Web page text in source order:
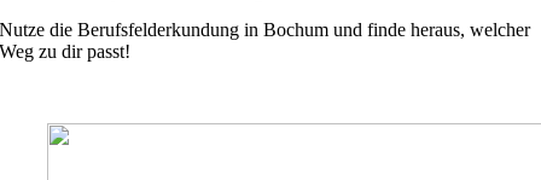
Nutze die Berufsfelderkundung in Bochum und finde heraus, welcher
Weg zu dir passt!